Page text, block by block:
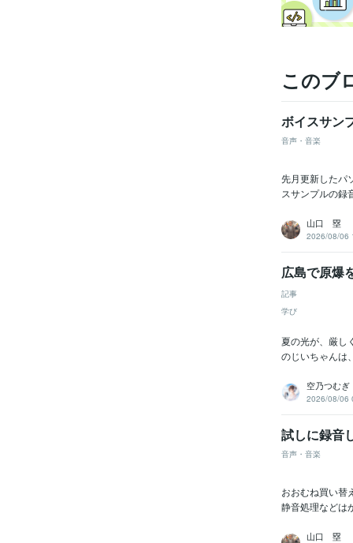
このブ
ボイスサン
音声・音楽
先月更新したパ
スサンプルの録
山口 塁
2026/08/06
広島で原爆
記事
学び
夏の光が、厳し
のじいちゃんは
空乃つむ
2026/08/06
試しに録音
音声・音楽
おおむね買い替
静音処理などは
山口 塁